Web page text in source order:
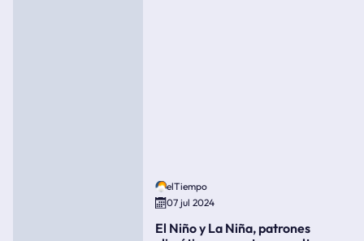
elTiempo
07 jul 2024
El Niño y La Niña, patrones